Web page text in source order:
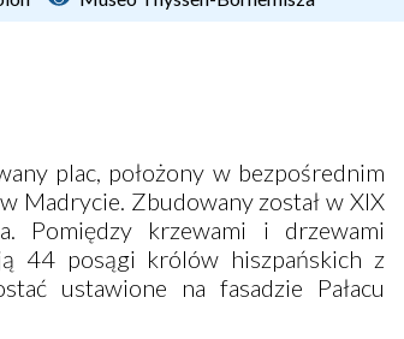
plac, położony w bezpośrednim
w Madrycie. Zbudowany został w XIX
Pomiędzy krzewami i drzewami
44 posągi królów hiszpańskich z
ustawione na fasadzie Pałacu